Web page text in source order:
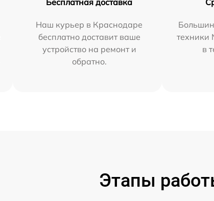
Бесплатная доставка
Наш курьер в Краснодаре
бесплатно доставит ваше
устройство на ремонт и
обратно.
техники
в
Этапы